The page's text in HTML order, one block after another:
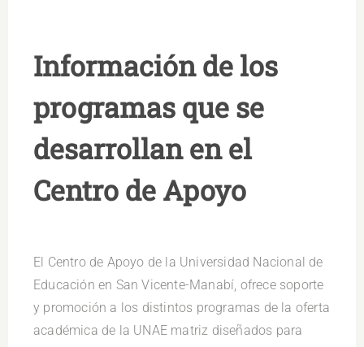
Información de los
programas que se
desarrollan en el
Centro de Apoyo
El Centro de Apoyo de la Universidad Nacional de
Educación en San Vicente-Manabí, ofrece soporte
y promoción a los distintos programas de la oferta
académica de la UNAE matriz diseñados para